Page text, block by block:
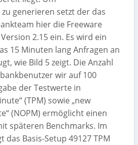
generieren setzt der das
hier die Freeware
2.15 ein. Es wird ein
15 Minuten lang Anfragen an
wie Bild 5 zeigt. Die Anzahl
wir auf 100
der Testwerte in
(TPM) sowie „new
(NOPM) ermöglicht einen
späteren Benchmarks. Im
Basis-Setup 49127 TPM